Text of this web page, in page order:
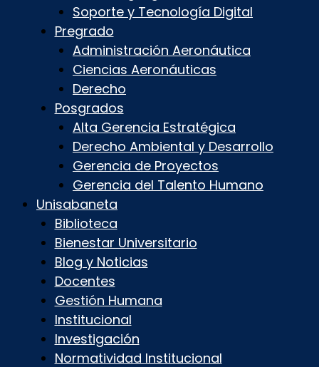
Soporte y Tecnología Digital
Pregrado
Administración Aeronáutica
Ciencias Aeronáuticas
Derecho
Posgrados
Alta Gerencia Estratégica
Derecho Ambiental y Desarrollo
Gerencia de Proyectos
Gerencia del Talento Humano
Unisabaneta
Biblioteca
Bienestar Universitario
Blog y Noticias
Docentes
Gestión Humana
Institucional
Investigación
Normatividad Institucional